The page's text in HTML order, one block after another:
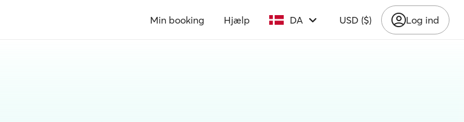
Min booking Hjælp DA USD ($) Log ind